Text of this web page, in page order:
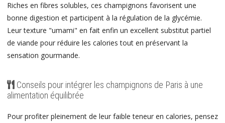
Riches en fibres solubles, ces champignons favorisent une
bonne digestion et participent à la régulation de la glycémie.
Leur texture "umami" en fait enfin un excellent substitut partiel
de viande pour réduire les calories tout en préservant la
sensation gourmande.
Conseils pour intégrer les champignons de Paris à une
alimentation équilibrée
Pour profiter pleinement de leur faible teneur en calories, pensez